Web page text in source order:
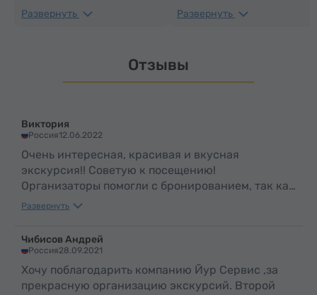
я работаю гидом. Я
экскурсия оправдала
Развернуть
Тогда планируйте поездку и
Сервис», чтобы открыть для
себя бесконечное
традиции, вкусную кухню и
многое другое!
Путешествуйте с «Йур
Развернуть
Отзывы
Виктория
Россия12.06.2022
Очень интересная, красивая и вкусная
экскурсия!! Советую к посещению!
Организаторы помогли с бронированием, так как
у меня не проходила оплата по карте мир,
оплаты, за что я очень благодарна!!
Развернуть
Чибисов Андрей
Россия28.09.2021
Хочу поблагодарить компанию Йур Сервис ,за
прекрасную организацию экскурсий. Второй